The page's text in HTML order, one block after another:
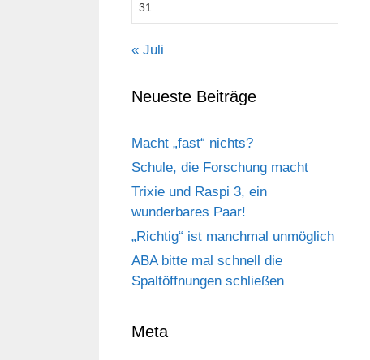
31
« Juli
Neueste Beiträge
Macht „fast“ nichts?
Schule, die Forschung macht
Trixie und Raspi 3, ein
wunderbares Paar!
„Richtig“ ist manchmal unmöglich
ABA bitte mal schnell die
Spaltöffnungen schließen
Meta